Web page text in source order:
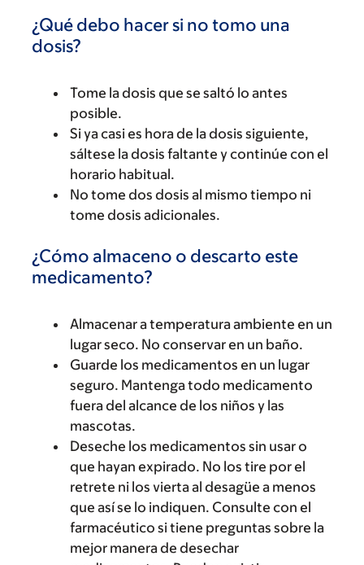
¿Qué debo hacer si no tomo una
dosis?
Tome la dosis que se saltó lo antes
posible.
Si ya casi es hora de la dosis siguiente,
sáltese la dosis faltante y continúe con el
horario habitual.
No tome dos dosis al mismo tiempo ni
tome dosis adicionales.
¿Cómo almaceno o descarto este
medicamento?
Almacenar a temperatura ambiente en un
lugar seco. No conservar en un baño.
Guarde los medicamentos en un lugar
seguro. Mantenga todo medicamento
fuera del alcance de los niños y las
mascotas.
Deseche los medicamentos sin usar o
que hayan expirado. No los tire por el
retrete ni los vierta al desagüe a menos
que así se lo indiquen. Consulte con el
farmacéutico si tiene preguntas sobre la
mejor manera de desechar